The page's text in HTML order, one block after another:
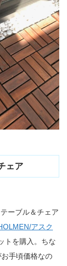
ェア
ーブル＆チェア
アスク
トを購入。ちな
手頃価格なの